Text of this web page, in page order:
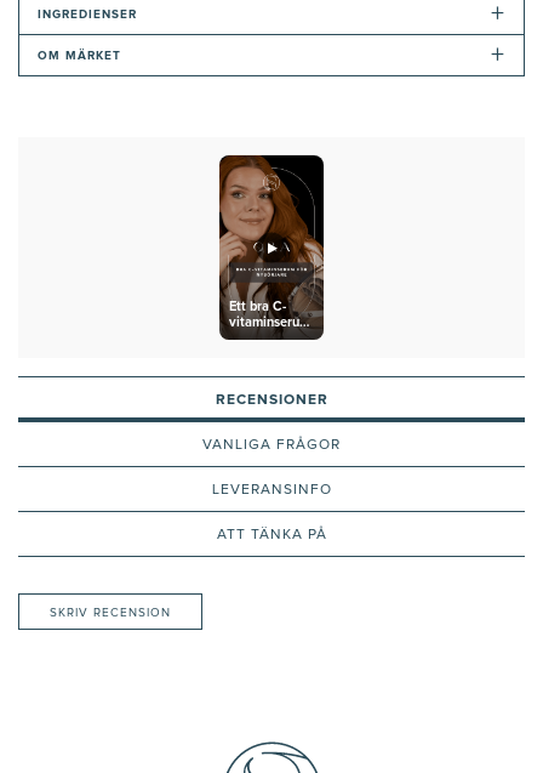
INGREDIENSER +
OM MÄRKET +
Ett bra C-
vitaminserum
för nybörjare
RECENSIONER
VANLIGA FRÅGOR
LEVERANSINFO
ATT TÄNKA PÅ
SKRIV RECENSION